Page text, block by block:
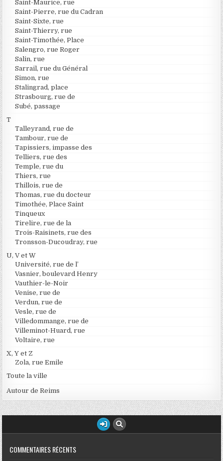
Saint-Maurice, rue
Saint-Pierre, rue du Cadran
Saint-Sixte, rue
Saint-Thierry, rue
Saint-Timothée, Place
Salengro, rue Roger
Salin, rue
Sarrail, rue du Général
Simon, rue
Stalingrad, place
Strasbourg, rue de
Subé, passage
T
Talleyrand, rue de
Tambour, rue de
Tapissiers, impasse des
Telliers, rue des
Temple, rue du
Thiers, rue
Thillois, rue de
Thomas, rue du docteur
Timothée, Place Saint
Tinqueux
Tirelire, rue de la
Trois-Raisinets, rue des
Tronsson-Ducoudray, rue
U, V et W
Université, rue de l’
Vasnier, boulevard Henry
Vauthier-le-Noir
Venise, rue de
Verdun, rue de
Vesle, rue de
Villedommange, rue de
Villeminot-Huard, rue
Voltaire, rue
X, Y et Z
Zola, rue Emile
Toute la ville
Autour de Reims
COMMENTAIRES RÉCENTS